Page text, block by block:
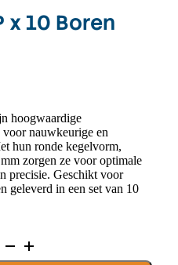
x 10 Boren
hoogwaardige
nauwkeurige en
hun ronde kegelvorm,
zorgen ze voor optimale
precisie. Geschikt voor
geleverd in een set van 10